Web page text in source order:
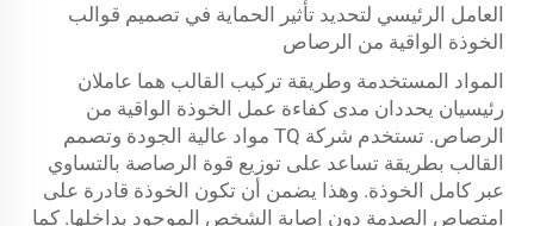
العامل الرئيسي لتحديد تأثير الحماية في تصميم قوالب
الخوذة الواقية من الرصاص
المواد المستخدمة وطريقة تركيب القالب هما عاملان
رئيسيان يحددان مدى كفاءة عمل الخوذة الواقية من
الرصاص. تستخدم شركة TQ مواد عالية الجودة وتصمم
القالب بطريقة تساعد على توزيع قوة الرصاصة بالتساوي
عبر كامل الخوذة. وهذا يضمن أن تكون الخوذة قادرة على
امتصاص الصدمة دون إصابة الشخص الموجود بداخلها. كما